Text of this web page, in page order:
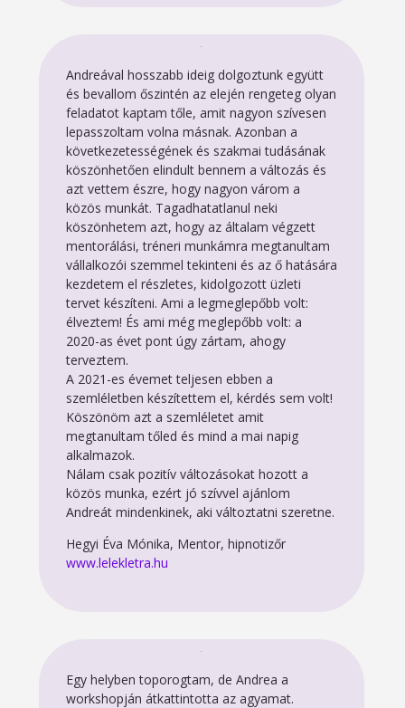
Andreával hosszabb ideig dolgoztunk együtt
és bevallom őszintén az elején rengeteg olyan
feladatot kaptam tőle, amit nagyon szívesen
lepasszoltam volna másnak. Azonban a
következetességének és szakmai tudásának
köszönhetően elindult bennem a változás és
azt vettem észre, hogy nagyon várom a
közös munkát. Tagadhatatlanul neki
köszönhetem azt, hogy az általam végzett
mentorálási, tréneri munkámra megtanultam
vállalkozói szemmel tekinteni és az ő hatására
kezdetem el részletes, kidolgozott üzleti
tervet készíteni. Ami a legmeglepőbb volt:
élveztem! És ami még meglepőbb volt: a
2020-as évet pont úgy zártam, ahogy
terveztem.
A 2021-es évemet teljesen ebben a
szemléletben készítettem el, kérdés sem volt!
Köszönöm azt a szemléletet amit
megtanultam tőled és mind a mai napig
alkalmazok.
Nálam csak pozitív változásokat hozott a
közös munka, ezért jó szívvel ajánlom
Andreát mindenkinek, aki változtatni szeretne.
Hegyi Éva Mónika, Mentor, hipnotizőr
www.lelekletra.hu
Egy helyben toporogtam, de Andrea a
workshopján átkattintotta az agyamat.